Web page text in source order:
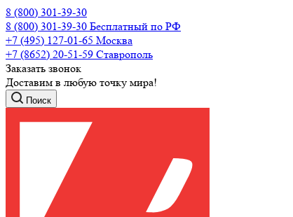
8 (800) 301-39-30
8 (800) 301-39-30 Бесплатный по РФ
+7 (495) 127-01-65 Москва
+7 (8652) 20-51-59 Ставрополь
Заказать звонок
Доставим в любую точку мира!
Поиск